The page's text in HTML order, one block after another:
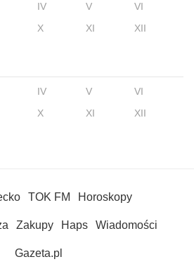
IV V
VI
X XI XII
IV V
VI
X XI XII
TOK FM Horoskopy
Zakupy Haps Wiadomości
Gazeta.pl